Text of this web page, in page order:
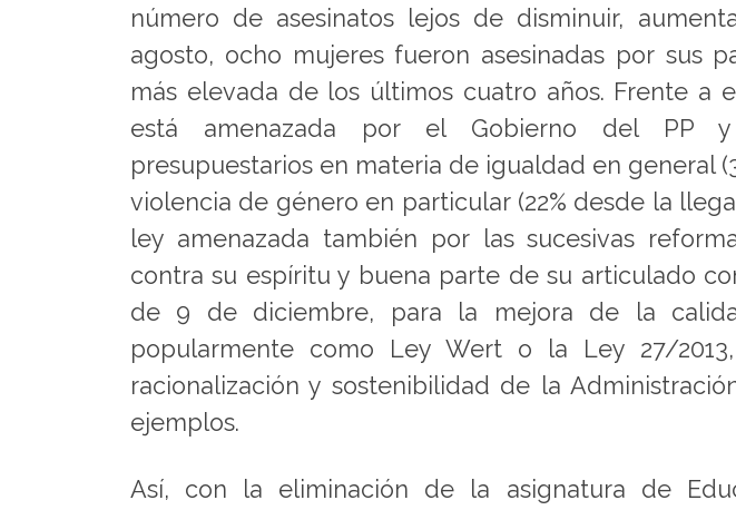
número de asesinatos lejos de disminuir,
agosto, ocho mujeres fueron asesinadas por sus
más elevada de los últimos cuatro años. Frente a
está amenazada por el Gobierno del PP y
presupuestarios en materia de igualdad en general
violencia de género en particular (22% desde la
ley amenazada también por las sucesivas
contra su espíritu y buena parte de su articulado
de 9 de diciembre, para la mejora de la
popularmente como Ley Wert o la Ley 27/
racionalización y sostenibilidad de la
ejemplos.
Así, con la eliminación de la asignatura de